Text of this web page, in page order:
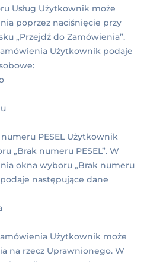
Usług Użytkownik może
poprzez naciśnięcie przy
„Przejdź do Zamówienia”.
Użytkownik podaje
PESEL Użytkownik
„Brak numeru PESEL”. W
okna wyboru „Brak numeru
następujące dane
Użytkownik może
na rzecz Uprawnionego. W